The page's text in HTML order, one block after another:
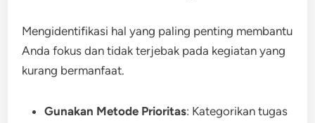
Mengidentifikasi hal yang paling penting membantu
Anda fokus dan tidak terjebak pada kegiatan yang
kurang bermanfaat.
Gunakan Metode Prioritas: Kategorikan tugas